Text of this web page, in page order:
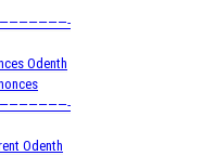
Odenth
Odenth